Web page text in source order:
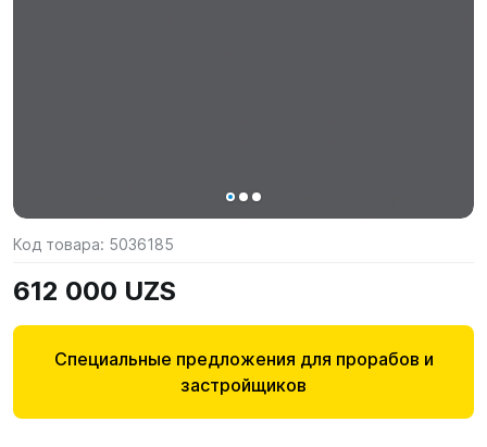
Код товара: 5036185
612 000 UZS
Специальные предложения для прорабов и
застройщиков